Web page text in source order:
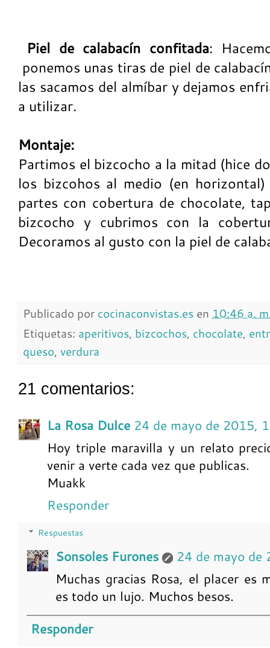
Piel de calabacín confitada:
ponemos unas tiras de piel de
las sacamos del almíbar y dejamos
a utilizar.
Montaje:
Partimos el bizcocho a la mitad (hice
los bizcohos al medio (en
partes con cobertura de chocolate,
bizcocho y cubrimos con la
Decoramos al gusto con la piel de
Publicado por cocinaconvistas.es en 10:46 a.
Etiquetas: aperitivos, bizcochos, chocolate,
queso, verdura
21 comentarios:
La Rosa Dulce 24 de mayo de 2015,
Hoy triple maravilla y un relato
venir a verte cada vez que publicas.
Muakk
Responder
Respuestas
Sonsoles Furones
24 de mayo
Muchas gracias Rosa, el placer es
es todo un lujo. Muchos besos.
Responder